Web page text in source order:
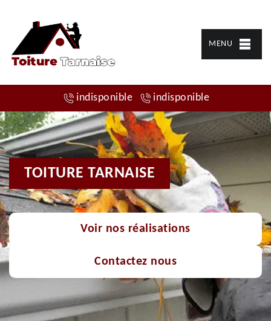
MENU
indisponible indisponible
TOITURE TARNAISE
Voir nos réalisations
Contactez nous